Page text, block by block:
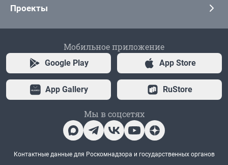
Проекты
Мобильное приложение
Google Play App Store
App Gallery RuStore
Мы в соцсетях
Контактные данные для Роскомнадзора и государственных органов